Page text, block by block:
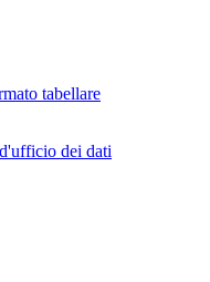
tabellare
dei dati